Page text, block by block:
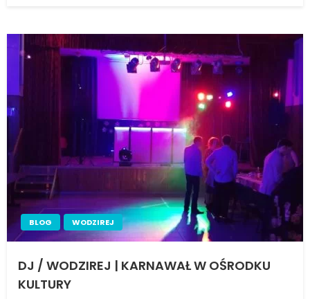
BLOG WODZIREJ
DJ / WODZIREJ | KARNAWAŁ W OŚRODKU
KULTURY